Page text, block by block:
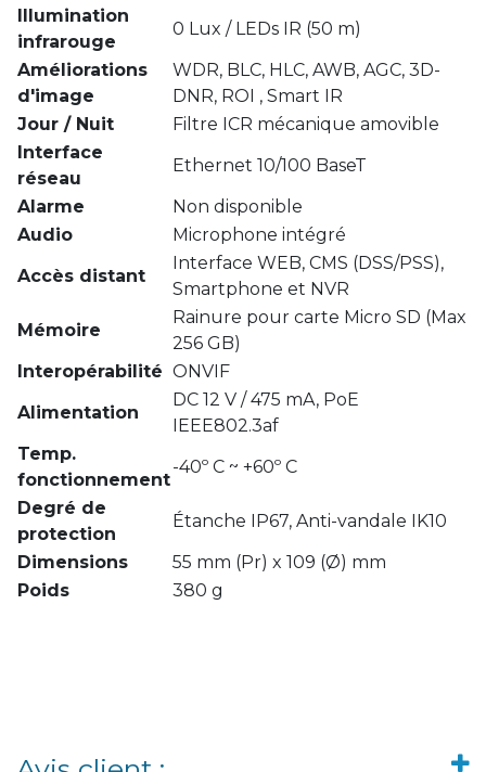
Illumination
infrarouge
0 Lux / LEDs IR (50 m)
Améliorations
d'image
WDR, BLC, HLC, AWB, AGC, 3D-
DNR, ROI , Smart IR
Jour / Nuit
Filtre ICR mécanique amovible
Interface
réseau
Ethernet 10/100 BaseT
Alarme
Non disponible
Audio
Microphone intégré
Accès distant
Interface WEB, CMS (DSS/PSS),
Smartphone et NVR
Mémoire
Rainure pour carte Micro SD (Max
256 GB)
Interopérabilité ONVIF
Alimentation
DC 12 V / 475 mA, PoE
IEEE802.3af
Temp.
fonctionnement
-40º C ~ +60º C
Degré de
protection
Étanche IP67, Anti-vandale IK10
Dimensions
55 mm (Pr) x 109 (Ø) mm
Poids
380 g